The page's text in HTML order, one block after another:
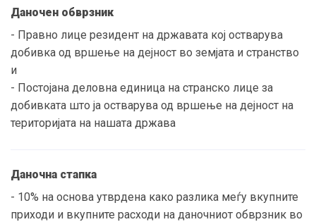
Даночен обврзник
- Правно лице резидент на државата кој остварува
добивка од вршење на дејност во земјата и странство
и
- Постојана деловна единица на странско лице за
добивката што ја остварува од вршење на дејност на
територијата на нашата држава
Даночна стапка
- 10% на основа утврдена како разлика меѓу вкупните
приходи и вкупните расходи на даночниот обврзник во